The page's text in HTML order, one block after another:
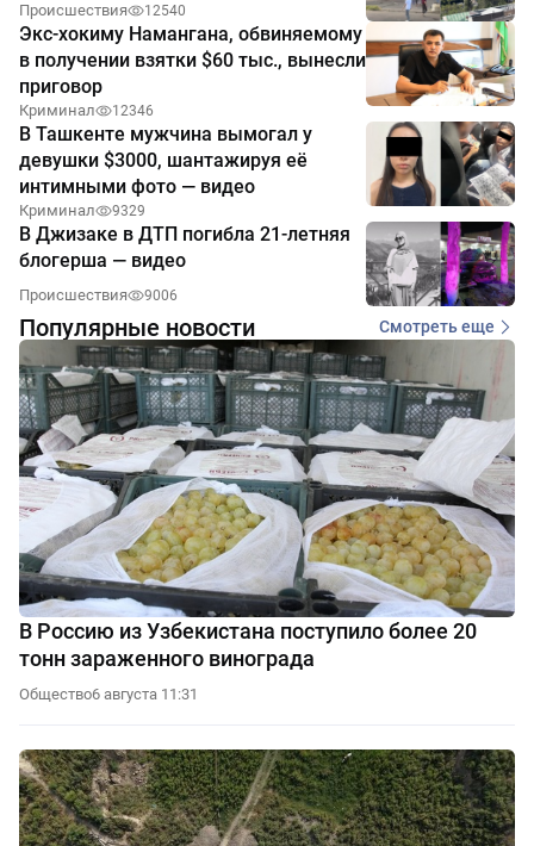
Происшествия 12540
Экс-хокиму Намангана, обвиняемому
в получении взятки $60 тыс., вынесли
приговор
Криминал 12346
В Ташкенте мужчина вымогал у
девушки $3000, шантажируя её
интимными фото — видео
Криминал 9329
В Джизаке в ДТП погибла 21-летняя
блогерша — видео
Происшествия 9006
Популярные новости Смотреть еще
В Россию из Узбекистана поступило более 20
тонн зараженного винограда
Общество6 августа 11:31